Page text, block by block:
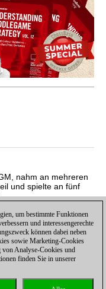
nahm an mehreren
und spielte an fünf
bereits eine Vielzahl
um bestimmte Funktionen
und interessengerechte
können dabei neben
sowie Marketing-Cookies
von Analyse-Cookies und
finden Sie in unserer